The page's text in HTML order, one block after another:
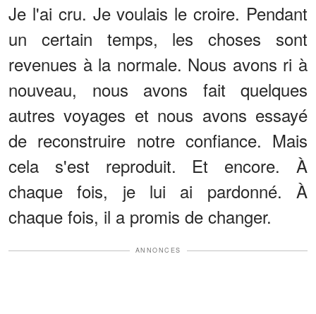
Je l'ai cru. Je voulais le croire. Pendant
un certain temps, les choses sont
revenues à la normale. Nous avons ri à
nouveau, nous avons fait quelques
autres voyages et nous avons essayé
de reconstruire notre confiance. Mais
cela s'est reproduit. Et encore. À
chaque fois, je lui ai pardonné. À
chaque fois, il a promis de changer.
ANNONCES